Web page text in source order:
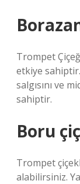
Trompet
etkiye
salgısını ve
sahiptir.
Boru
Trompet
alabilirsiniz.